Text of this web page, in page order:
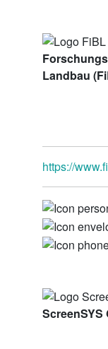
Landbau
https://
ScreenSYS